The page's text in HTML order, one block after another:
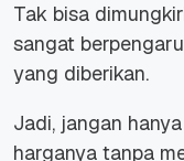
Tak bisa
sangat
yang diberikan.
Jadi, jangan
harganya tanpa